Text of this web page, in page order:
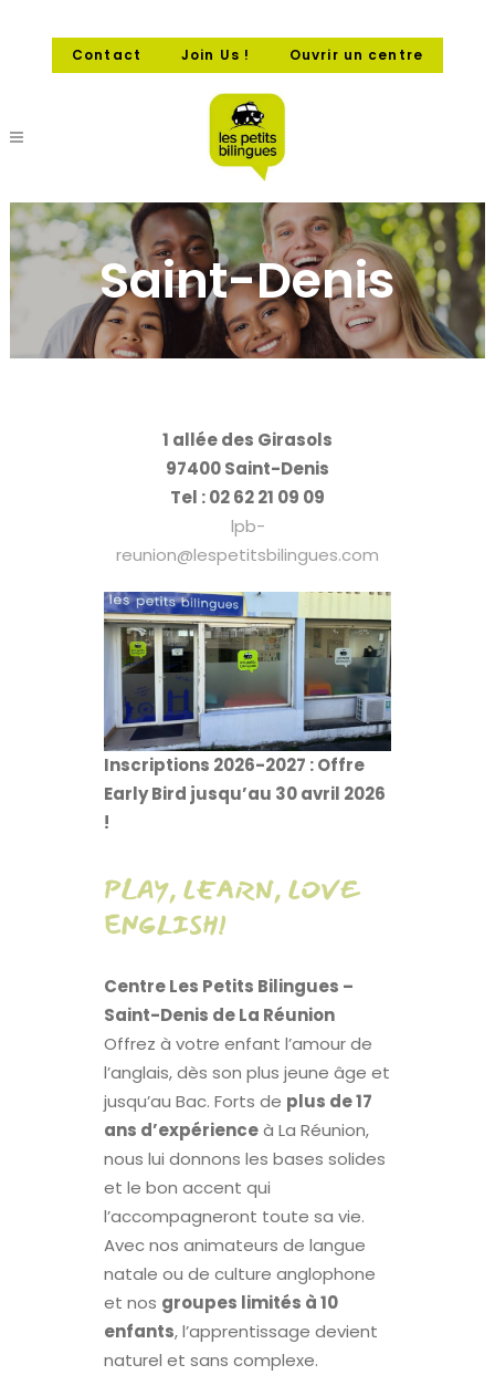
Contact Join Us ! Ouvrir un centre
Saint-Denis
1 allée des Girasols
97400 Saint-Denis
Tel : 02 62 21 09 09
lpb-
reunion@lespetitsbilingues.com
Inscriptions 2026-2027 : Offre
Early Bird jusqu’au 30 avril 2026
!
PLAY, LEARN, LOVE
ENGLISH!
Centre Les Petits Bilingues –
Saint-Denis de La Réunion
Offrez à votre enfant l’amour de
l’anglais, dès son plus jeune âge et
jusqu’au Bac. Forts de plus de 17
ans d’expérienceà La Réunion,
nous lui donnons les bases solides
et le bon accent qui
l’accompagneront toute sa vie.
Avec nos animateurs de langue
natale ou de culture anglophone
et nos groupes limités à 10
enfants, l’apprentissage devient
naturel et sans complexe.